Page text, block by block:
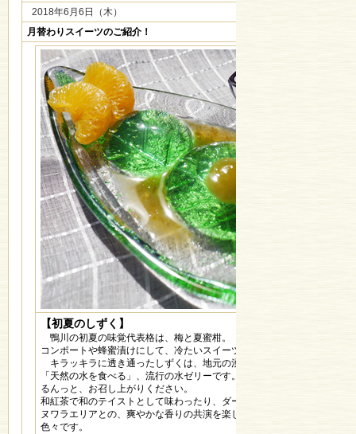
2018年6月6日（木）
月替わりスイーツのご紹介！
【初夏のしずく】
鴨川の初夏の味覚代表格は、梅と夏蜜柑。
コンポートや蜂蜜漬けにして、冷たいスイーツにしました。
キラッキラに透き通ったしずくは、地元の湧水で作った、
「天然の水を食べる」、流行の水ゼリーです。梅のシロップや黒蜜と共
るんっと、お召し上がりください。
和紅茶で和のテイストとして味わったり、ダージリンや
ヌワラエリアとの、爽やかな香りの共演を楽しんだりと、紅茶の味わい
色々です。